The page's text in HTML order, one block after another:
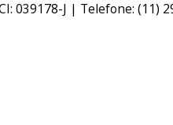
039178-J | Telefone: (11)